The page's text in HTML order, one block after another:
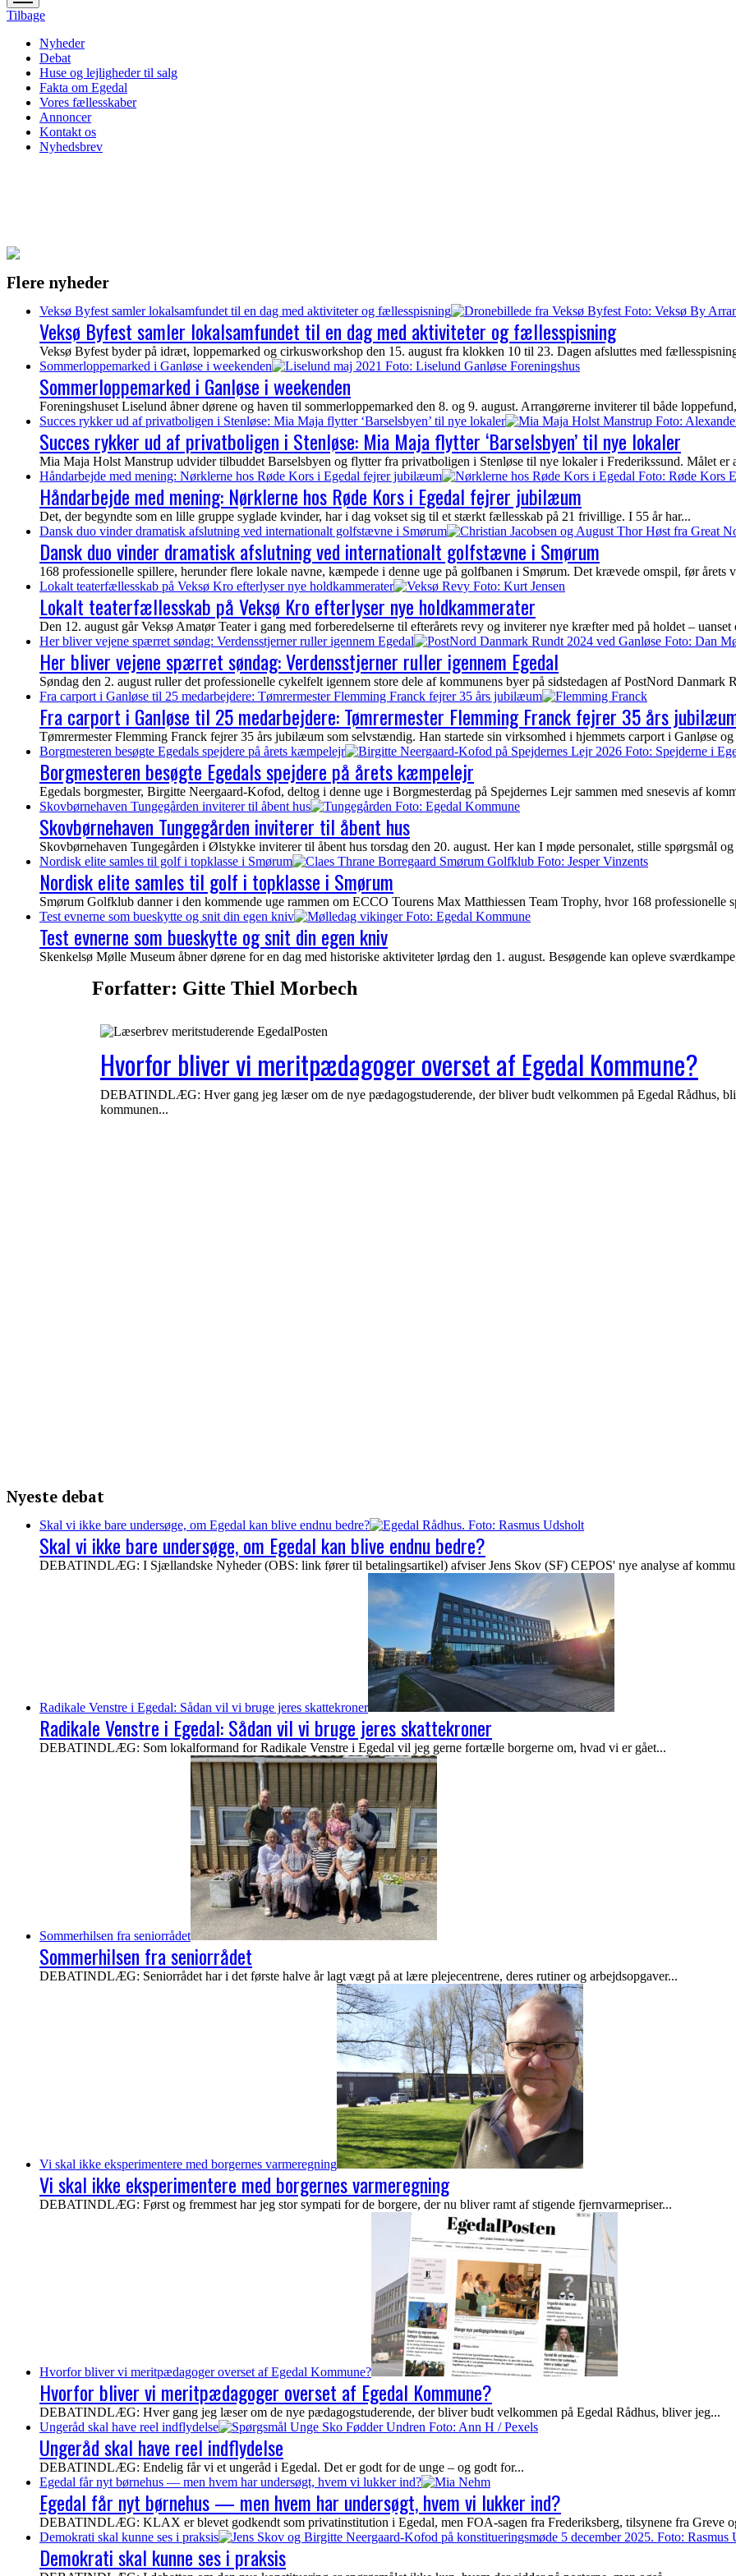
menu
Tilbage
Nyheder
Debat
Huse og lejligheder til salg
Fakta om Egedal
Vores fællesskaber
Annoncer
Kontakt os
Nyhedsbrev
Flere nyheder
Veksø Byfest samler lokalsamfundet til en dag med aktiviteter og fællesspisning
Veksø Byfest samler lokalsamfundet til en dag med aktiviteter og fællesspisning
Veksø Byfest byder på idræt, loppemarked og cirkusworkshop den 15. august fra klokken 10 til 23. Dagen afsluttes med
Sommerloppemarked i Ganløse i weekenden
Sommerloppemarked i Ganløse i weekenden
Foreningshuset Liselund åbner dørene og haven til sommerloppemarked den 8. og 9. august. Arrangørerne inviterer til både
Succes rykker ud af privatboligen i Stenløse: Mia Maja flytter ‘Barselsbyen’ til nye lokaler
Succes rykker ud af privatboligen i Stenløse: Mia Maja flytter ‘Barselsbyen’ til nye lokaler
Mia Maja Holst Manstrup udvider tilbuddet Barselsbyen og flytter fra privatboligen i Stenløse til nye lokaler i Frederikssund. Målet er
Håndarbejde med mening: Nørklerne hos Røde Kors i Egedal fejrer jubilæum
Håndarbejde med mening: Nørklerne hos Røde Kors i Egedal fejrer jubilæum
Det, der begyndte som en lille gruppe syglade kvinder, har i dag vokset sig til et stærkt fællesskab på 21 frivillige. I 55 år har...
Dansk duo vinder dramatisk afslutning ved internationalt golfstævne i Smørum
Dansk duo vinder dramatisk afslutning ved internationalt golfstævne i Smørum
168 professionelle spillere, herunder flere lokale navne, kæmpede i denne uge på golfbanen i Smørum. Det krævede omspil, før årets
Lokalt teaterfællesskab på Veksø Kro efterlyser nye holdkammerater
Lokalt teaterfællesskab på Veksø Kro efterlyser nye holdkammerater
Den 12. august går Veksø Amatør Teater i gang med forberedelserne til efterårets revy og inviterer nye kræfter med på holdet – uanset
Her bliver vejene spærret søndag: Verdensstjerner ruller igennem Egedal
Her bliver vejene spærret søndag: Verdensstjerner ruller igennem Egedal
Søndag den 2. august ruller det professionelle cykelfelt igennem store dele af kommunens byer på sidstedagen af PostNord Danmark
Fra carport i Ganløse til 25 medarbejdere: Tømrermester Flemming Franck fejrer 35 års jubilæum
Fra carport i Ganløse til 25 medarbejdere: Tømrermester Flemming Franck fejrer 35 års
Tømrermester Flemming Franck fejrer 35 års jubilæum som selvstændig. Han startede sin virksomhed i hjemmets carport i Ganløse
Borgmesteren besøgte Egedals spejdere på årets kæmpelejr
Borgmesteren besøgte Egedals spejdere på årets kæmpelejr
Egedals borgmester, Birgitte Neergaard-Kofod, deltog i denne uge i Borgmesterdag på Spejdernes Lejr sammen med snesevis af
Skovbørnehaven Tungegården inviterer til åbent hus
Skovbørnehaven Tungegården inviterer til åbent hus
Skovbørnehaven Tungegården i Ølstykke inviterer til åbent hus torsdag den 20. august. Her kan I møde personalet, stille spørgsmål
Nordisk elite samles til golf i topklasse i Smørum
Nordisk elite samles til golf i topklasse i Smørum
Smørum Golfklub danner i den kommende uge rammen om ECCO Tourens Max Matthiessen Team Trophy, hvor 168 professionelle
Test evnerne som bueskytte og snit din egen kniv
Test evnerne som bueskytte og snit din egen kniv
Skenkelsø Mølle Museum åbner dørene for en dag med historiske aktiviteter lørdag den 1. august. Besøgende kan opleve
Forfatter: Gitte Thiel Morbech
Hvorfor bliver vi meritpædagoger overset af Egedal Kommune?
DEBATINDLÆG: Hver gang jeg læser om de nye pædagogstuderende, der bliver budt velkommen på Egedal Rådhus,
kommunen...
Nyeste debat
Skal vi ikke bare undersøge, om Egedal kan blive endnu bedre?
Skal vi ikke bare undersøge, om Egedal kan blive endnu bedre?
DEBATINDLÆG: I Sjællandske Nyheder (OBS: link fører til betalingsartikel) afviser Jens Skov (SF) CEPOS' nye analyse af
Radikale Venstre i Egedal: Sådan vil vi bruge jeres skattekroner
Radikale Venstre i Egedal: Sådan vil vi bruge jeres skattekroner
DEBATINDLÆG: Som lokalformand for Radikale Venstre i Egedal vil jeg gerne fortælle borgerne om, hvad vi er gået...
Sommerhilsen fra seniorrådet
Sommerhilsen fra seniorrådet
DEBATINDLÆG: Seniorrådet har i det første halve år lagt vægt på at lære plejecentrene, deres rutiner og arbejdsopgaver...
Vi skal ikke eksperimentere med borgernes varmeregning
Vi skal ikke eksperimentere med borgernes varmeregning
DEBATINDLÆG: Først og fremmest har jeg stor sympati for de borgere, der nu bliver ramt af stigende fjernvarmepriser...
Hvorfor bliver vi meritpædagoger overset af Egedal Kommune?
Hvorfor bliver vi meritpædagoger overset af Egedal Kommune?
DEBATINDLÆG: Hver gang jeg læser om de nye pædagogstuderende, der bliver budt velkommen på Egedal Rådhus, bliver jeg...
Ungeråd skal have reel indflydelse
Ungeråd skal have reel indflydelse
DEBATINDLÆG: Endelig får vi et ungeråd i Egedal. Det er godt for de unge – og godt for...
Egedal får nyt børnehus — men hvem har undersøgt, hvem vi lukker ind?
Egedal får nyt børnehus — men hvem har undersøgt, hvem vi lukker ind?
DEBATINDLÆG: KLAX er blevet godkendt som privatinstitution i Egedal, men FOA-sagen fra Frederiksberg, tilsynene fra Greve
Demokrati skal kunne ses i praksis
Demokrati skal kunne ses i praksis